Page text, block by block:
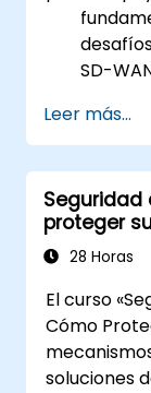
SD-
SD-
Leer más...
Seguridad
proteger
28 Horas
El curso
Cómo
soluciones